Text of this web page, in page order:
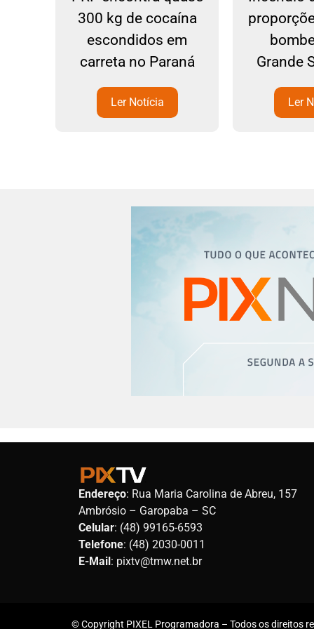
300 kg de cocaína
escondidos em
carreta no Paraná
Ler Notícia
Grande
Ler
Endereço: Rua Maria Carolina de Abreu, 157
Ambrósio – Garopaba – SC
Celular: (48) 99165-6593
Telefone: (48) 2030-0011
E-Mail: pixtv@tmw.net.br
© Copyright PIXEL Programadora – Todos os direitos